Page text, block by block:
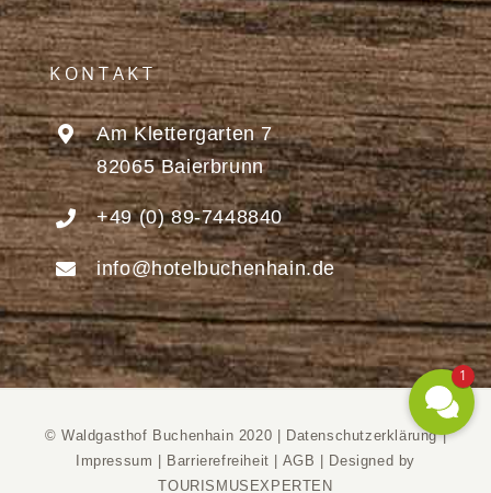
KONTAKT
Am Klettergarten 7
82065 Baierbrunn
+49 (0) 89-7448840
info@hotelbuchenhain.de
© Waldgasthof Buchenhain 2020 | Datenschutzerklärung|
Impressum
Barrierefreiheit AGB
Designed by
TOURISMUSEXPERTEN
1